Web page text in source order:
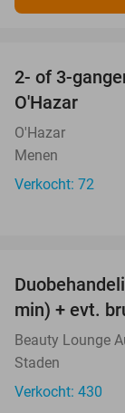
2- of 3-
O'Hazar
O'Hazar
Menen
Verkocht: 72
min) + evt.
Beauty Lounge
Staden
Verkocht: 430